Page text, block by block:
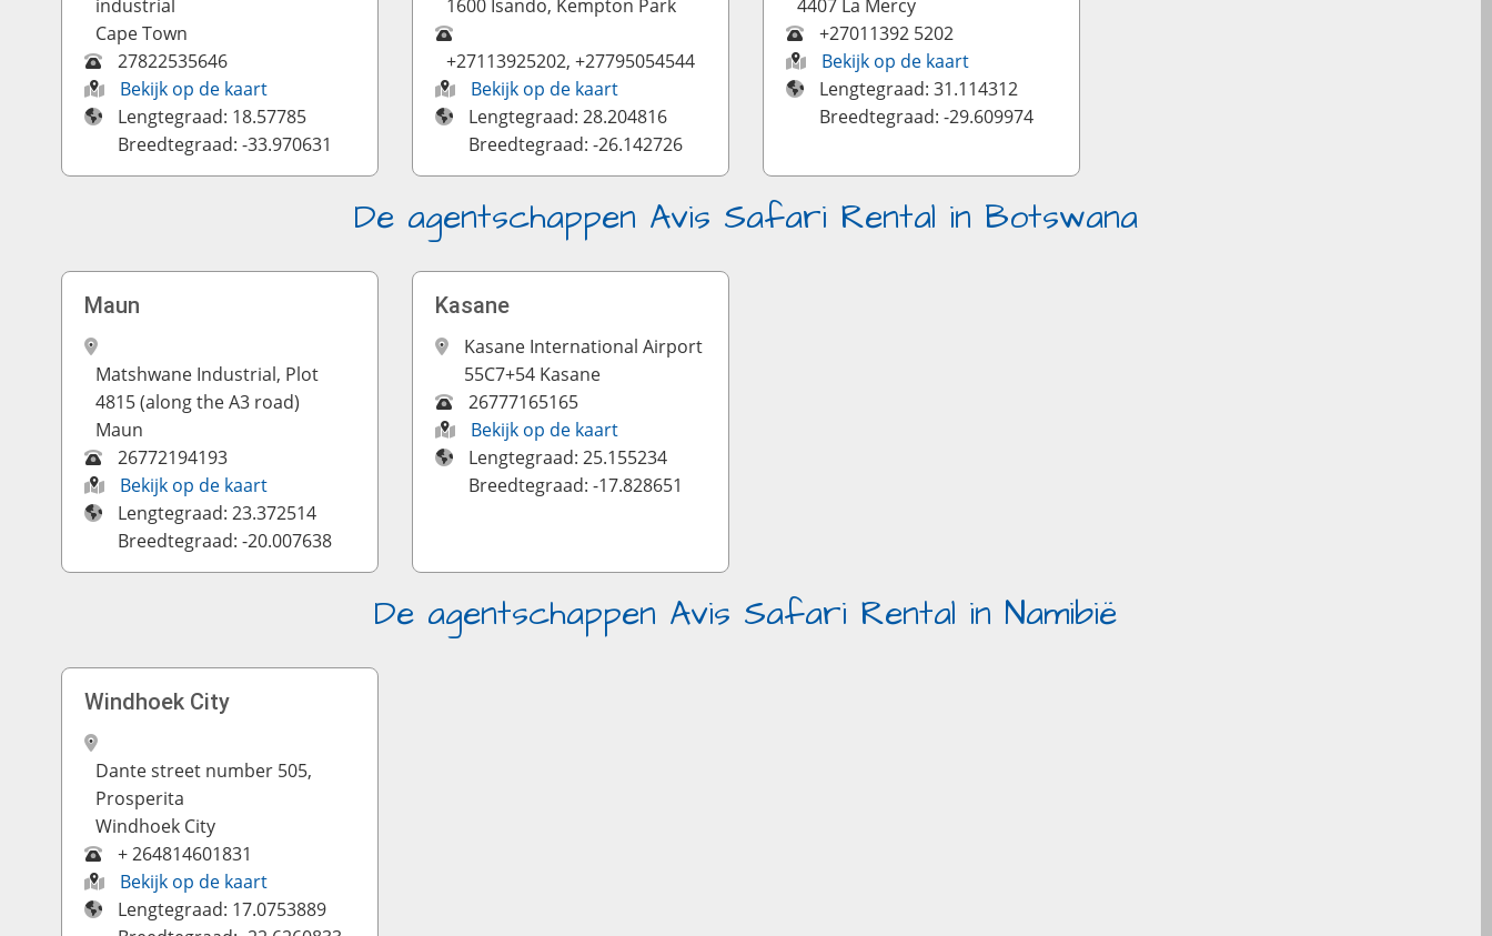
industrial
Cape Town
27822535646
Bekijk op de kaart
Lengtegraad: 18.57785
Breedtegraad: -33.970631
1600 Isando, Kempton Park
+27113925202, +27795054544
Bekijk op de kaart
Lengtegraad: 28.204816
Breedtegraad: -26.142726
4407 La Mercy
+27011392 5202
Bekijk op de kaart
Lengtegraad: 31.114312
Breedtegraad: -29.609974
De agentschappen Avis Safari Rental in Botswana
Maun
Matshwane Industrial, Plot
4815 (along the A3 road)
Maun
26772194193
Bekijk op de kaart
Lengtegraad: 23.372514
Breedtegraad: -20.007638
Kasane
Kasane International Airport
55C7+54 Kasane
26777165165
Bekijk op de kaart
Lengtegraad: 25.155234
Breedtegraad: -17.828651
De agentschappen Avis Safari Rental in Namibië
Windhoek City
Dante street number 505,
Prosperita
Windhoek City
+ 264814601831
Bekijk op de kaart
Lengtegraad: 17.0753889